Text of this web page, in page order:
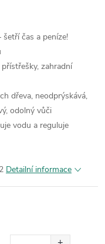
čas a peníze!
zahradní
dřeva, neodprýskává,
odolný vůči
vodu a reguluje
Detailní informace